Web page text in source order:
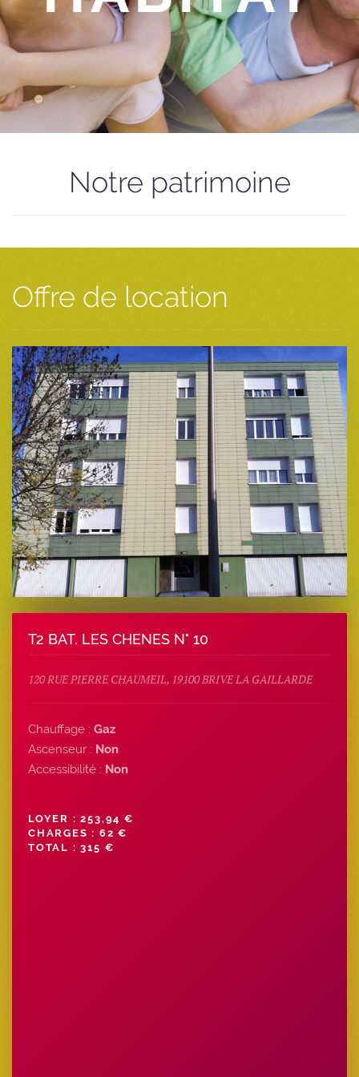
Notre patrimoine
Offre de location
T2 BAT. LES CHENES N° 10
120 RUE PIERRE CHAUMEIL, 19100 BRIVE LA GAILLARDE
Chauffage : Gaz
Ascenseur : Non
Accessibilité : Non
LOYER : 253,94 €
CHARGES : 62 €
TOTAL : 315 €